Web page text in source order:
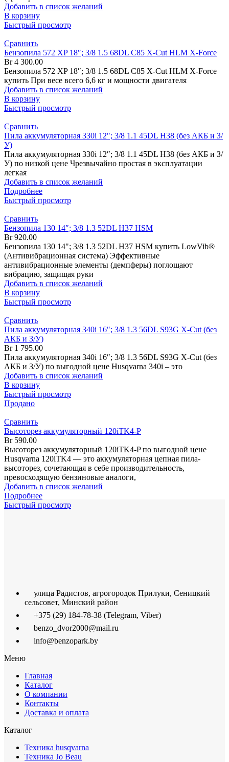
Добавить в список желаний
В корзину
Быстрый просмотр
Сравнить
Бензопила 572 XP 18″; 3/8 1.5 68DL C85 X-Cut HLM X-Force
Br4 300.00
Бензопила 572 XP 18″; 3/8 1.5 68DL C85 X-Cut HLM X-Force
купить При весе всего 6,6 кг и мощности двигателя
Добавить в список желаний
В корзину
Быстрый просмотр
Сравнить
Пила аккумуляторная 330i 12″; 3/8 1.1 45DL H38 (без АКБ и З/
У)
Пила аккумуляторная 330i 12″; 3/8 1.1 45DL H38 (без АКБ и З/
У) по низкой цене Чрезвычайно простая в эксплуатации
легкая
Добавить в список желаний
Подробнее
Быстрый просмотр
Сравнить
Бензопила 130 14″; 3/8 1.3 52DL H37 HSM
Br920.00
Бензопила 130 14"; 3/8 1.3 52DL H37 HSM купить LowVib®
(Антивибрационная система) Эффективные
антивибрационные элементы (демпферы) поглощают
вибрацию, защищая руки
Добавить в список желаний
В корзину
Быстрый просмотр
Сравнить
Пила аккумуляторная 340i 16″; 3/8 1.3 56DL S93G X-Cut (без
АКБ и З/У)
Br1 795.00
Пила аккумуляторная 340i 16″; 3/8 1.3 56DL S93G X-Cut (без
АКБ и З/У) по выгодной цене Husqvarna 340i – это
Добавить в список желаний
В корзину
Быстрый просмотр
Продано
Сравнить
Высоторез аккумуляторный 120iTK4-P
Br590.00
Высоторез аккумуляторный 120iTK4-P по выгодной цене
Husqvarna 120iTK4 — это аккумуляторная цепная пила-
высоторез, сочетающая в себе производительность,
превосходящую бензиновые аналоги,
Добавить в список желаний
Подробнее
Быстрый просмотр
улица Радистов, агрогородок Прилуки, Сеницкий
сельсовет, Минский район
+375 (29) 184-78-38 (Telegram, Viber)
benzo_dvor2000@mail.ru
info@benzopark.by
Меню
Главная
Каталог
О компании
Контакты
Доставка и оплата
Каталог
Техника husqvarna
Техника Jo Beau